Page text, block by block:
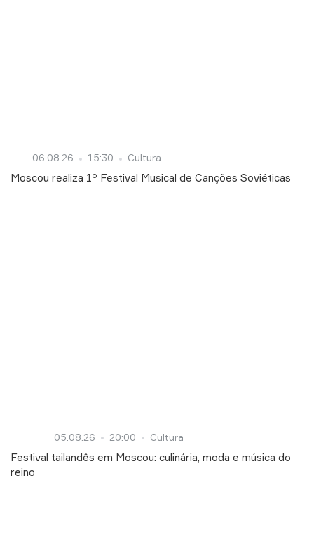
06.08.26 15:30 Cultura
Moscou realiza 1º Festival Musical de Canções Soviéticas
05.08.26 20:00 Cultura
Festival tailandês em Moscou: culinária, moda e música do
reino